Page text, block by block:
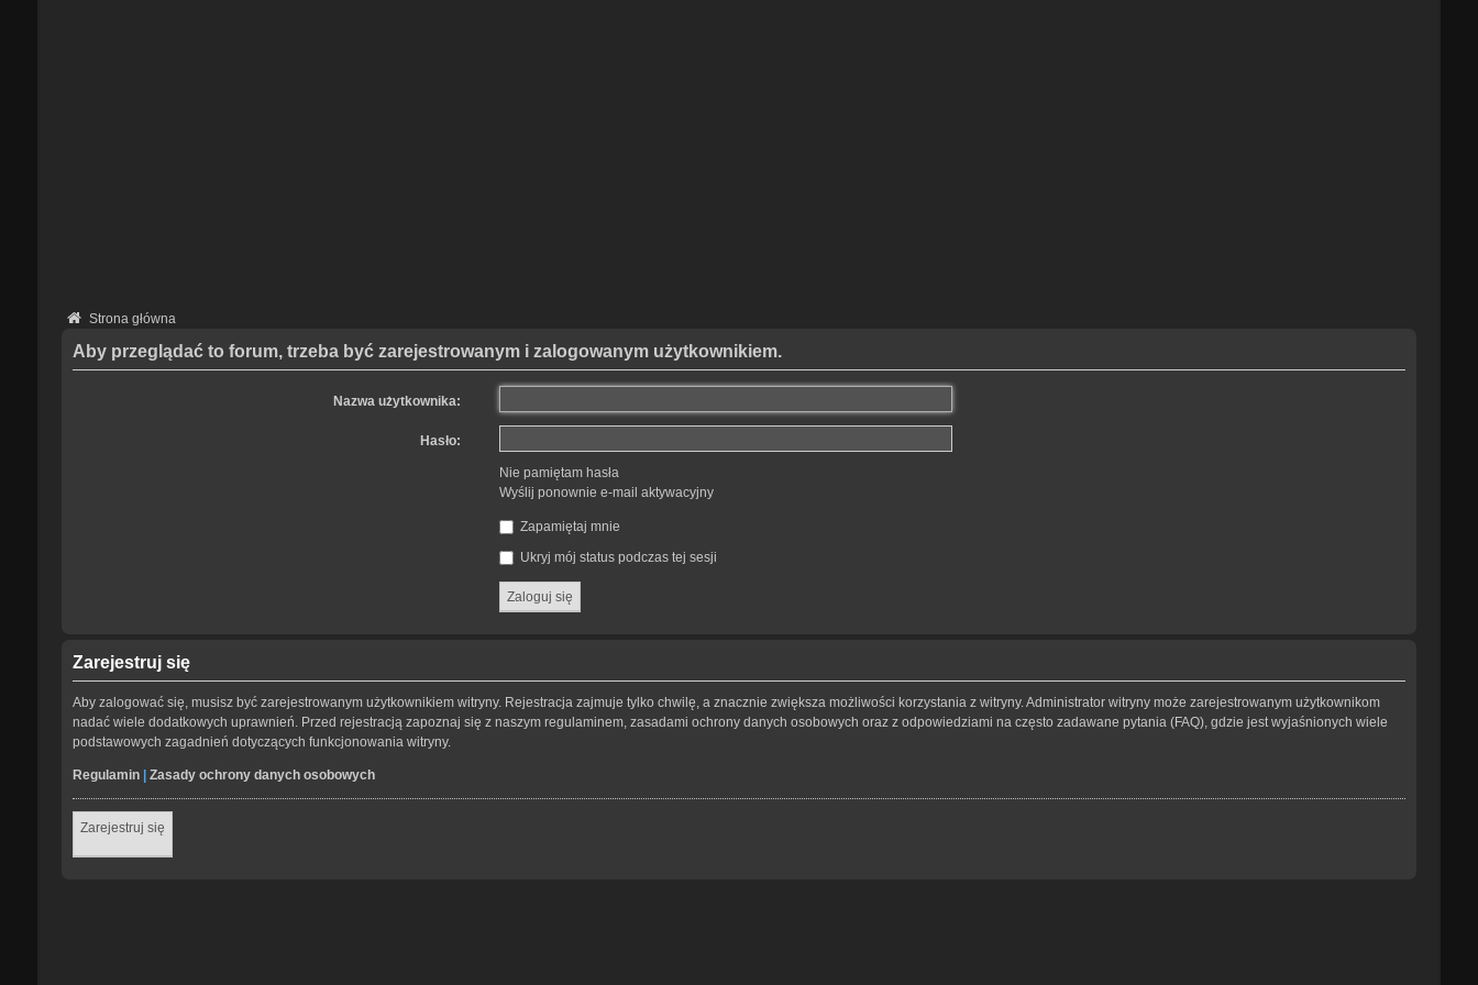
Strona główna
Aby przeglądać to forum, trzeba być zarejestrowanym i zalogowanym użytkownikiem.
Nazwa użytkownika:
Hasło:
Nie pamiętam hasła
Wyślij ponownie e-mail aktywacyjny
Zapamiętaj mnie
Ukryj mój status podczas tej sesji
Zarejestruj się
Aby zalogować się, musisz być zarejestrowanym użytkownikiem witryny. Rejestracja zajmuje tylko chwilę, a znacznie zwiększa możliwości korzystania z witryny. Administrator witryny może zarejestrowanym użytkownikom
nadać wiele dodatkowych uprawnień. Przed rejestracją zapoznaj się z naszym regulaminem, zasadami ochrony danych osobowych oraz z odpowiedziami na często zadawane pytania (FAQ), gdzie jest wyjaśnionych wiele
podstawowych zagadnień dotyczących funkcjonowania witryny.
Regulamin| Zasady ochrony danych osobowych
Zarejestruj się